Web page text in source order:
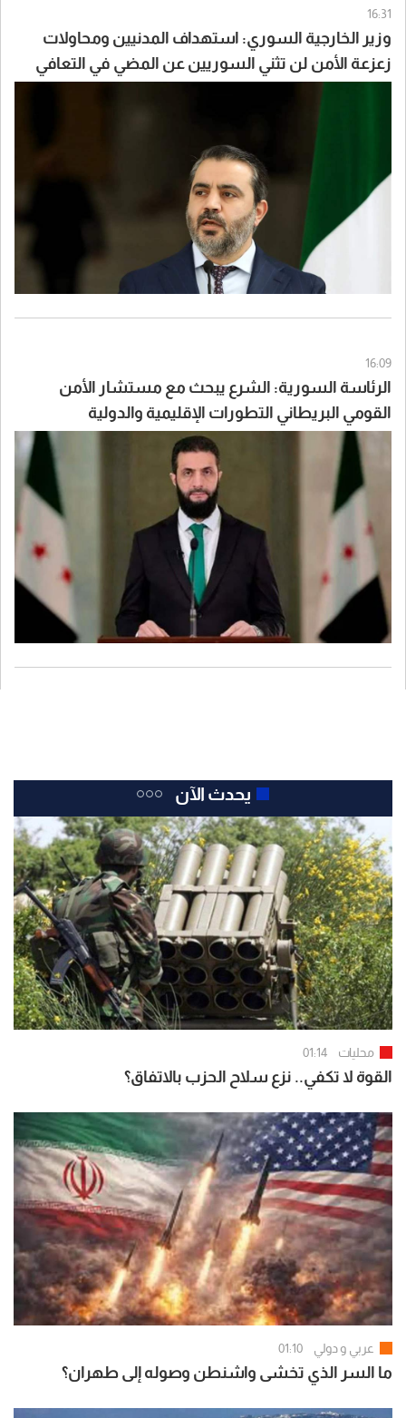
16:31
وزير الخارجية السوري: استهداف المدنيين ومحاولات
زعزعة الأمن لن تثني السوريين عن المضي في التعافي
16:09
الرئاسة السورية: الشرع يبحث مع مستشار الأمن
القومي البريطاني التطورات الإقليمية والدولية
يحدث الآن
محليات 01:14
القوة لا تكفي.. نزع سلاح الحزب بالاتفاق؟
عربي و دولي 01:10
ما السر الذي تخشى واشنطن وصوله إلى طهران؟